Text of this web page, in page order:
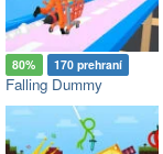
80% 170 prehraní
Falling Dummy